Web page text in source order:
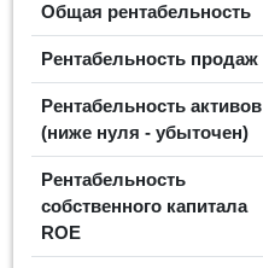
Общая рентабельность
Рентабельность продаж
Рентабельность активов
(ниже нуля - убыточен)
Рентабельность
собственного капитала
ROE